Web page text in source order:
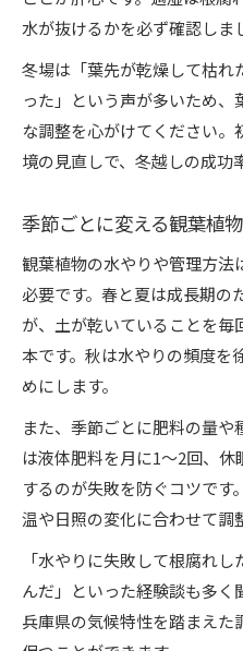
水が抜けるかを必ず確認しま
冬場は「葉先が乾燥して枯
った」という声が多いため
な調整を心がけてください
境の見直しで、冬越しの成功
季節ごとに変える観葉植
観葉植物の水やりや管理方
必要です。春と夏は成長期の
が、土が乾いていることを
本です。秋は水やりの頻度を
めにします。
また、季節ごとに肥料の量
は液体肥料を月に1～2回、
するのが失敗を防ぐコツで
温や日照の変化に合わせて調
「水やりに失敗して根腐れ
んだ」といった経験談も多く
兵庫県の気候特性を踏まえた